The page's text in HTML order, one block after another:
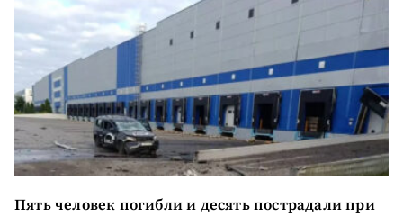
ПОДДЕРЖАТЬ
Пять человек погибли и десять пострадали при